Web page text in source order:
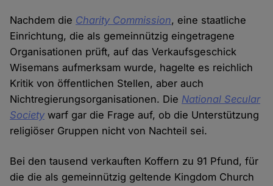
Nachdem die Charity Commission, eine staatliche
Einrichtung, die als gemeinnützig eingetragene
Organisationen prüft, auf das Verkaufsgeschick
Wisemans aufmerksam wurde, hagelte es reichlich
Kritik von öffentlichen Stellen, aber auch
Nichtregierungsorganisationen. Die National Secular
Society warf gar die Frage auf, ob die Unterstützung
religiöser Gruppen nicht von Nachteil sei.
Bei den tausend verkauften Koffern zu 91 Pfund, für
die die als gemeinnützig geltende Kingdom Church